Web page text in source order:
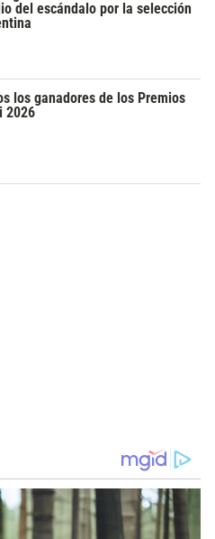
del escándalo por la selección
los ganadores de los Premios
2026